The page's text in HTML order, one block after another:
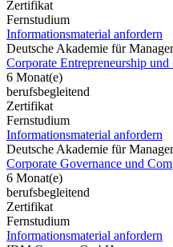
Zertifikat
Fernstudium
Informationsmaterial anfordern
Deutsche Akademie für
Corporate Entrepreneurship
6 Monat(e)
berufsbegleitend
Zertifikat
Fernstudium
Informationsmaterial anfordern
Deutsche Akademie für
Corporate Governance und
6 Monat(e)
berufsbegleitend
Zertifikat
Fernstudium
Informationsmaterial anfordern